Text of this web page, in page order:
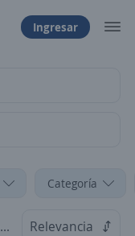
Ingresar
Categoría
Relevancia